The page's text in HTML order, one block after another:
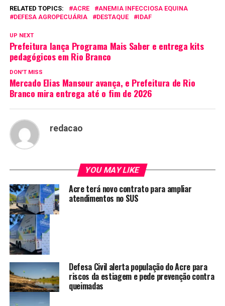
RELATED TOPICS: ACRE
ANEMIA INFECCIOSA EQUINA
DEFESA AGROPECUÁRIA
DESTAQUE IDAF
UP NEXT
Prefeitura lança Programa Mais Saber e entrega kits
pedagógicos em Rio Branco
DON'T MISS
Mercado Elias Mansour avança, e Prefeitura de Rio
Branco mira entrega até o fim de 2026
redacao
YOU MAY LIKE
Acre terá novo contrato para ampliar
atendimentos no SUS
Defesa Civil alerta população do Acre para
riscos da estiagem e pede prevenção contra
queimadas